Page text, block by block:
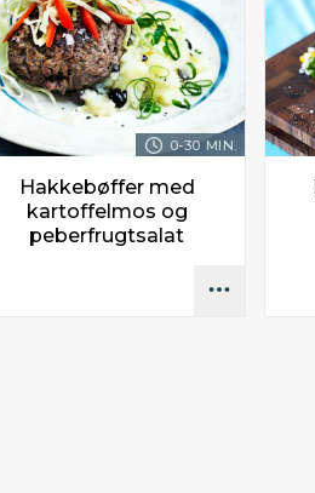
0-30 MIN.
Hakkebøffer med
kartoffelmos og
peberfrugtsalat